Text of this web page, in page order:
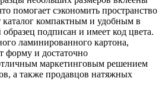
помогает сэкономить пространство
каталог компактным и удобным в
подписан и имеет код цвета.
ламинированного картона,
форму и достаточно
маркетинговым решением
а также продавцов натяжных